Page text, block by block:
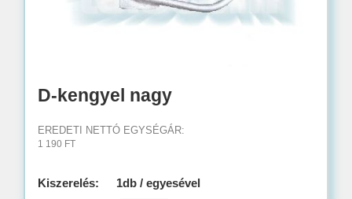
D-kengyel nagy
EREDETI NETTÓ EGYSÉGÁR:
1 190 FT
Kiszerelés:
1db / egyesével